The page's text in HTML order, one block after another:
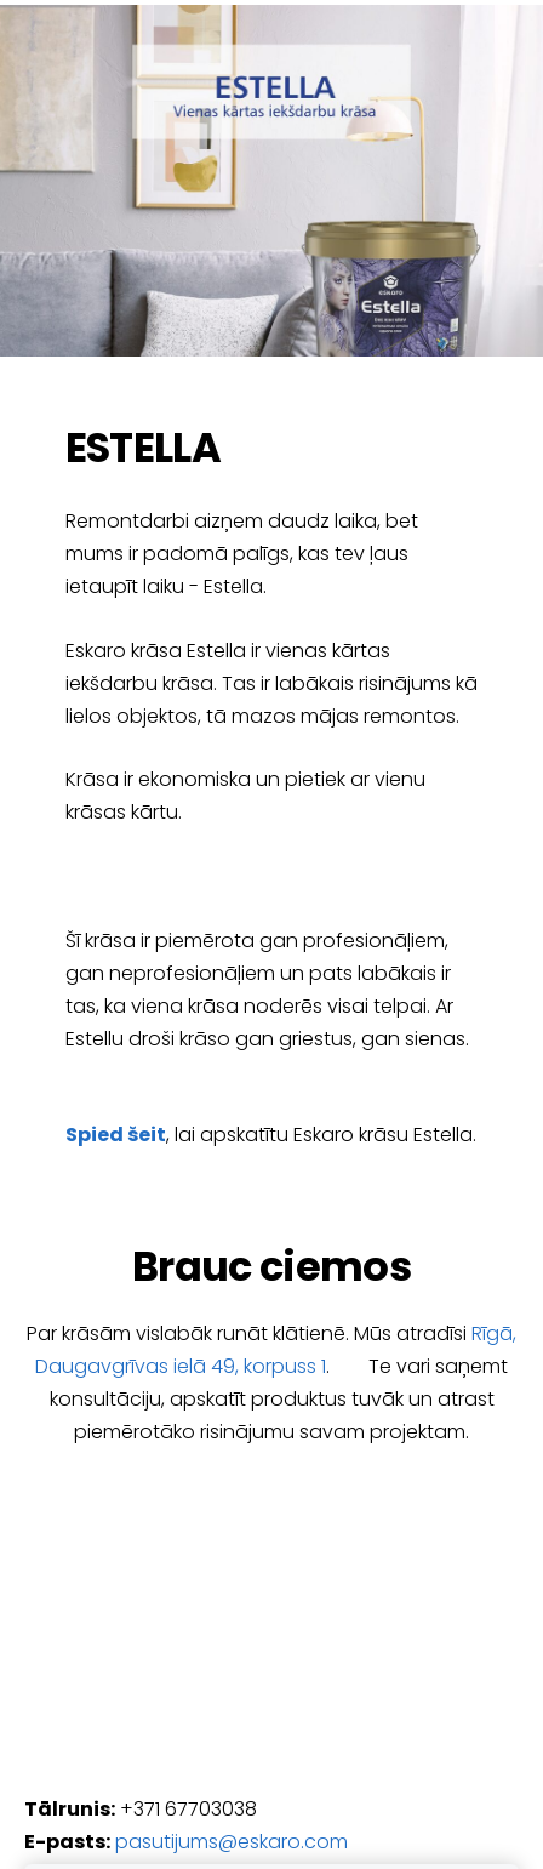
ESTELLA
Remontdarbi aizņem daudz laika, bet
mums ir padomā palīgs, kas tev ļaus
ietaupīt laiku - Estella.
Eskaro krāsa Estella ir vienas kārtas
iekšdarbu krāsa. Tas ir labākais risinājums kā
lielos objektos, tā mazos mājas remontos.
Krāsa ir ekonomiska un pietiek ar vienu
krāsas kārtu.
Šī krāsa ir piemērota gan profesionāļiem,
gan neprofesionāļiem un pats labākais ir
tas, ka viena krāsa noderēs visai telpai. Ar
Estellu droši krāso gan griestus, gan sienas.
Spied šeit, lai apskatītu Eskaro krāsu Estella.
Brauc ciemos
Par krāsām vislabāk runāt klātienē. Mūs atradīsi Rīgā,
Daugavgrīvas ielā 49, korpuss 1. Te vari saņemt
konsultāciju, apskatīt produktus tuvāk un atrast
piemērotāko risinājumu savam projektam.
Tālrunis: +371 67703038
E-pasts:pasutijums@eskaro.com